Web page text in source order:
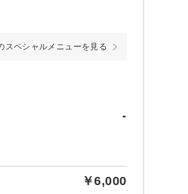
スペシャルメニューを見る
-
￥6,000